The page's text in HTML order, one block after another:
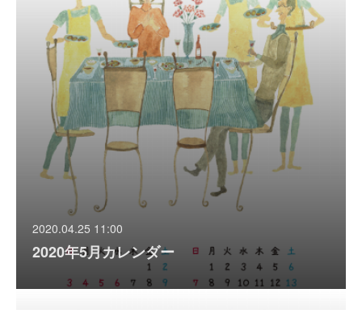
2020.04.25 11:00
2020年5月カレンダー